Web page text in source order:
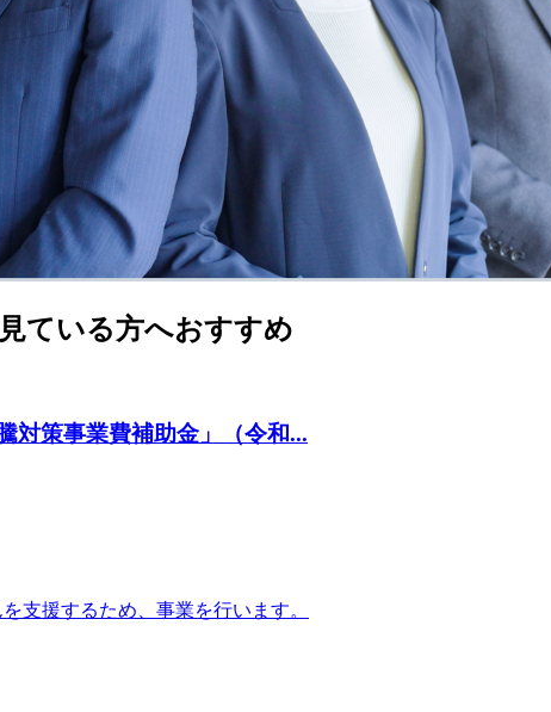
ている方へおすすめ
対策事業費補助金」（令和...
支援するため、事業を行います。